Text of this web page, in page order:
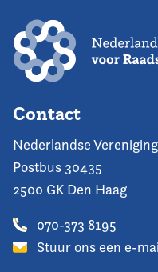
Contact
Nederlandse
Postbus 30435
2500 GK Den Haag
070-373 8195
Stuur ons een e-